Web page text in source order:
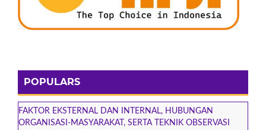
POPULARS
FAKTOR EKSTERNAL DAN INTERNAL, HUBUNGAN
ORGANISASI-MASYARAKAT, SERTA TEKNIK OBSERVASI